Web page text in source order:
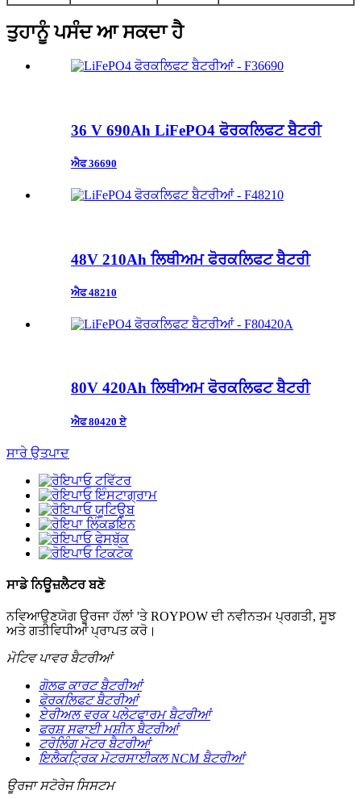
ਤੁਹਾਨੂੰ ਪਸੰਦ ਆ ਸਕਦਾ ਹੈ
36 V 690Ah LiFePO4 ਫੋਰਕਲਿਫਟ ਬੈਟਰੀ
ਐਫ 36690
48V 210Ah ਲਿਥੀਅਮ ਫੋਰਕਲਿਫਟ ਬੈਟਰੀ
ਐਫ 48210
80V 420Ah ਲਿਥੀਅਮ ਫੋਰਕਲਿਫਟ ਬੈਟਰੀ
ਐਫ 80420 ਏ
ਸਾਰੇ ਉਤਪਾਦ
ਸਾਡੇ ਨਿਊਜ਼ਲੈਟਰ ਬਣੋ
ਨਵਿਆਉਣਯੋਗ ਊਰਜਾ ਹੱਲਾਂ 'ਤੇ ROYPOW ਦੀ ਨਵੀਨਤਮ ਪ੍ਰਗਤੀ, ਸੂਝ
ਅਤੇ ਗਤੀਵਿਧੀਆਂ ਪ੍ਰਾਪਤ ਕਰੋ।
ਮੋਟਿਵ ਪਾਵਰ ਬੈਟਰੀਆਂ
ਗੋਲਫ ਕਾਰਟ ਬੈਟਰੀਆਂ
ਫੋਰਕਲਿਫਟ ਬੈਟਰੀਆਂ
ਏਰੀਅਲ ਵਰਕ ਪਲੇਟਫਾਰਮ ਬੈਟਰੀਆਂ
ਫਰਸ਼ ਸਫਾਈ ਮਸ਼ੀਨ ਬੈਟਰੀਆਂ
ਟਰੋਲਿੰਗ ਮੋਟਰ ਬੈਟਰੀਆਂ
ਇਲੈਕਟ੍ਰਿਕ ਮੋਟਰਸਾਈਕਲ NCM ਬੈਟਰੀਆਂ
ਊਰਜਾ ਸਟੋਰੇਜ ਸਿਸਟਮ